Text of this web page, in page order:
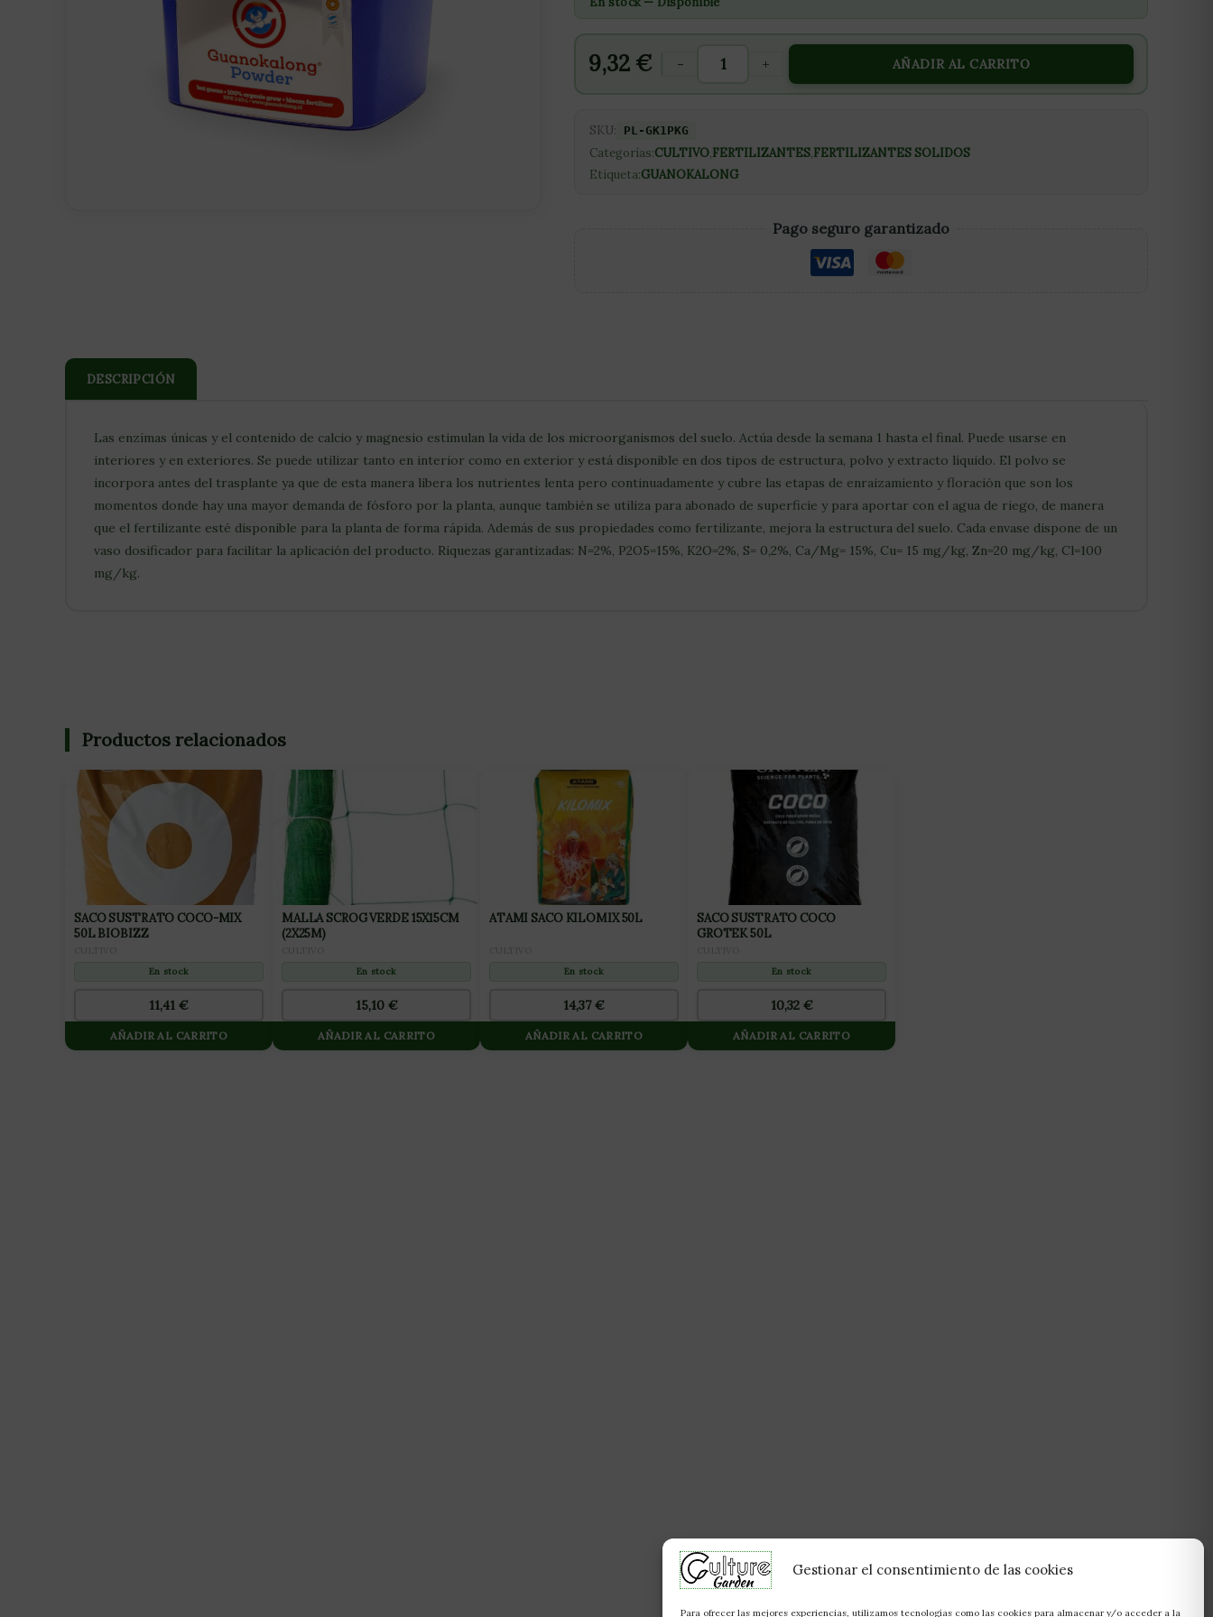
Gestionar el consentimiento de las cookies
Para ofrecer las mejores experiencias, utilizamos tecnologías como las cookies para almacenar y/o acceder a la
9,32 € - + AÑADIR AL CARRITO
SKU: PL-GK1PKG
Categorías:CULTIVO,FERTILIZANTES,FERTILIZANTES SOLIDOS
Etiqueta:GUANOKALONG
Pago seguro garantizado
DESCRIPCIÓN
Las enzimas únicas y el contenido de calcio y magnesio estimulan la vida de los microorganismos del suelo. Actúa desde la semana 1 hasta el final. Puede usarse en
interiores y en exteriores. Se puede utilizar tanto en interior como en exterior y está disponible en dos tipos de estructura, polvo y extracto líquido. El polvo se
incorpora antes del trasplante ya que de esta manera libera los nutrientes lenta pero continuadamente y cubre las etapas de enraizamiento y floración que son los
momentos donde hay una mayor demanda de fósforo por la planta, aunque también se utiliza para abonado de superficie y para aportar con el agua de riego, de manera
que el fertilizante esté disponible para la planta de forma rápida. Además de sus propiedades como fertilizante, mejora la estructura del suelo. Cada envase dispone de un
vaso dosificador para facilitar la aplicación del producto. Riquezas garantizadas: N=2%, P2O5=15%, K2O=2%, S= 0,2%, Ca/Mg= 15%, Cu= 15 mg/kg, Zn=20 mg/kg, Cl=100
mg/kg.
Productos relacionados
SACO SUSTRATO COCO-MIX
50L BIOBIZZ
En stock
11,41 €
AÑADIR AL CARRITO
MALLA SCROG VERDE 15X15CM
(2X25M)
En stock
15,10 €
AÑADIR AL CARRITO
ATAMI SACO KILOMIX 50L
En stock
14,37€
AÑADIR AL CARRITO
SACO SUSTRATO COCO
GROTEK 50L
En stock
10,32 €
AÑADIR AL CARRITO